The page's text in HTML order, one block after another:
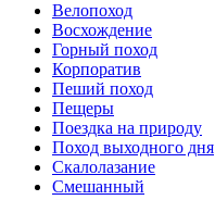
Велопоход
Восхождение
Горный поход
Корпоратив
Пеший поход
Пещеры
Поездка на природу
Поход выходного дня
Скалолазание
Смешанный